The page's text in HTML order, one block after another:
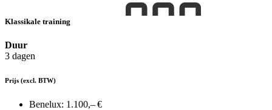
Klassikale training
Duur
3 dagen
Prijs (excl. BTW)
Benelux: 1.100,– €